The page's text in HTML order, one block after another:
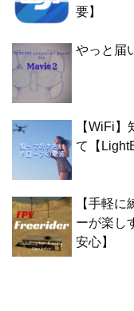
要】
やっと届
【WiFi
て【
【手軽
ーが楽し
安心】